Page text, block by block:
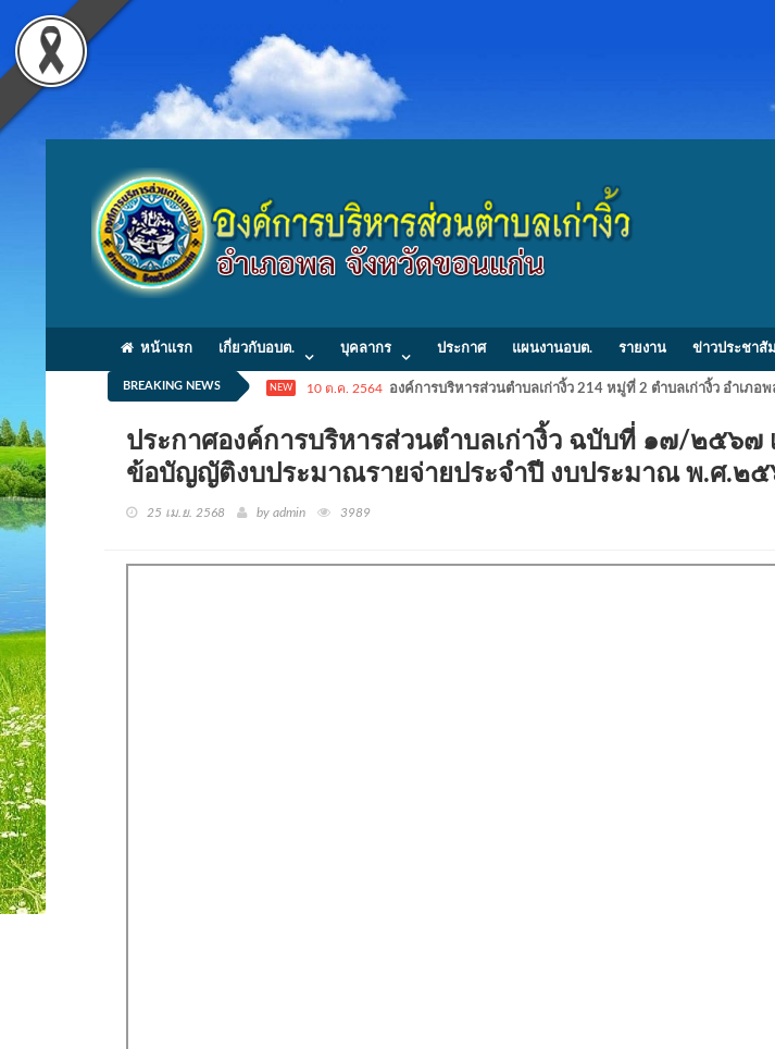
หน้าแรก เกี่ยวกับอบต. บุคลากร ประกาศ แผนงานอบต. รายงาน ข่าวประชาสั
BREAKING NEWS NEW 10 ต.ค. 2564 องค์การบริหารส่วนตำบลเก่างิ้ว 214 หมู่ที่ 2 ตำบลเก่างิ้ว อำเภ
ประกาศองค์การบริหารส่วนตำบลเก่างิ้ว ฉบับที่ ๑๗/๒๕๖๗
ข้อบัญญัติงบประมาณรายจ่ายประจำปี งบประมาณ พ.ศ.
25 เม.ย. 2568 by admin 3989